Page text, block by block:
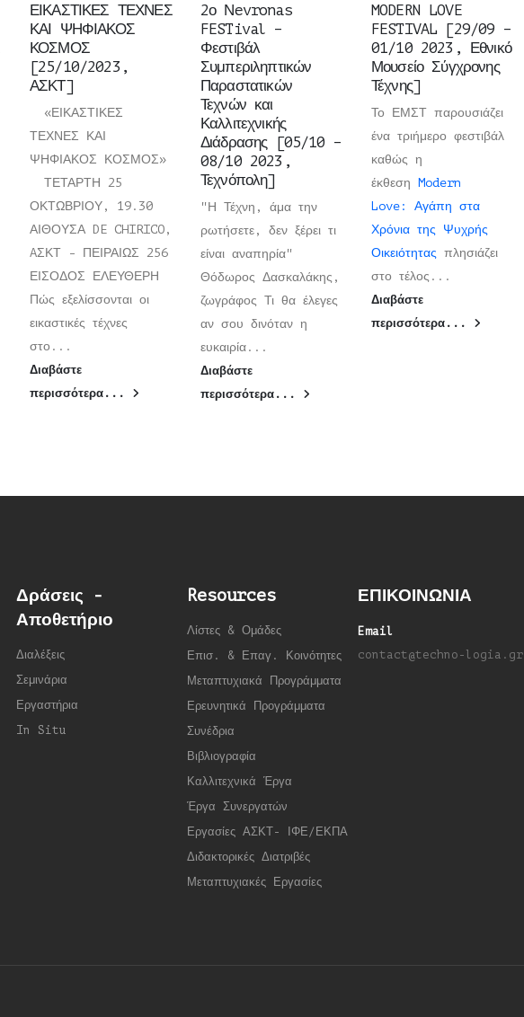
ΕΙΚΑΣΤΙΚΕΣ ΤΕΧΝΕΣ
ΚΑΙ ΨΗΦΙΑΚΟΣ
ΚΟΣΜΟΣ
[25/10/2023,
ΑΣΚΤ]
«ΕΙΚΑΣΤΙΚΕΣ
ΤΕΧΝΕΣ ΚΑΙ
ΨΗΦΙΑΚΟΣ ΚΟΣΜΟΣ»
ΤΕΤΑΡΤΗ 25
ΟΚΤΩΒΡΙΟΥ, 19.30
ΑΙΘΟΥΣΑ DE CHIRICO,
AΣΚΤ - ΠΕΙΡΑΙΩΣ 256
ΕΙΣΟΔΟΣ ΕΛΕΥΘΕΡΗ
Πώς εξελίσσονται οι
εικαστικές τέχνες
στο...
Διαβάστε
περισσότερα...
2ο Νevronas
FESTival –
Φεστιβάλ
Συμπεριληπτικών
Παραστατικών
Τεχνών και
Καλλιτεχνικής
Διάδρασης [05/10 –
08/10 2023,
Τεχνόπολη]
"Η Τέχνη, άμα την
ρωτήσετε, δεν ξέρει τι
είναι αναπηρία"
Θόδωρος Δασκαλάκης,
ζωγράφος Τι θα έλεγες
αν σου δινόταν η
ευκαιρία...
Διαβάστε
περισσότερα...
MODERN LOVE
FESTIVAL [29/09 –
01/10 2023, Εθνικό
Μουσείο Σύγχρονης
Τέχνης]
Το ΕΜΣΤ παρουσιάζει
ένα τριήμερο φεστιβάλ
καθώς η
έκθεση Modern
Love: Αγάπη στα
Χρόνια της Ψυχρής
Οικειότητας πλησιάζει
στο τέλος...
Διαβάστε
περισσότερα...
Δράσεις -
Αποθετήριο
Διαλέξεις
Σεμινάρια
Εργαστήρια
In Situ
Resources
Λίστες & Ομάδες
Επισ. & Επαγ. Κοινότητες
Μεταπτυχιακά Προγράμματα
Ερευνητικά Προγράμματα
Συνέδρια
Βιβλιογραφία
Καλλιτεχνικά Έργα
Έργα Συνεργατών
Εργασίες ΑΣΚΤ- ΙΦΕ/ΕΚΠΑ
Διδακτορικές Διατριβές
Μεταπτυχιακές Εργασίες
ΕΠΙΚΟΙΝΩΝΙΑ
Email
contact@techno-logia.gr